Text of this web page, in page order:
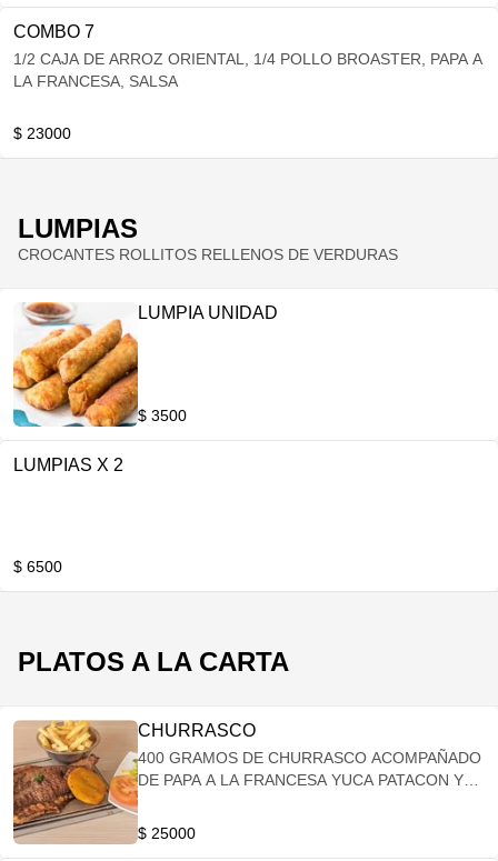
COMBO 7
1/2 CAJA DE ARROZ ORIENTAL, 1/4 POLLO BROASTER, PAPA A
LA FRANCESA, SALSA
$ 23000
LUMPIAS
CROCANTES ROLLITOS RELLENOS DE VERDURAS
LUMPIA UNIDAD
$ 3500
LUMPIAS X 2
$ 6500
PLATOS A LA CARTA
CHURRASCO
400 GRAMOS DE CHURRASCO ACOMPAÑADO
DE PAPA A LA FRANCESA YUCA PATACON Y
$ 25000